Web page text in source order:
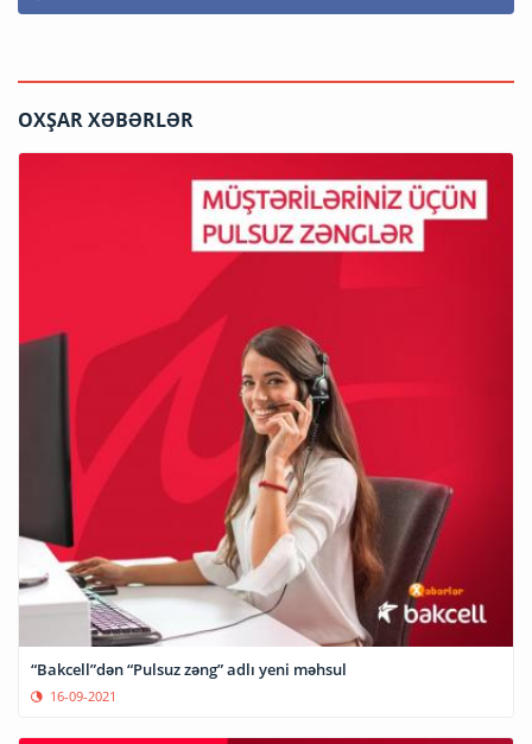
OXŞAR XƏBƏRLƏR
“Bakcell”dən “Pulsuz zəng” adlı yeni məhsul
16-09-2021